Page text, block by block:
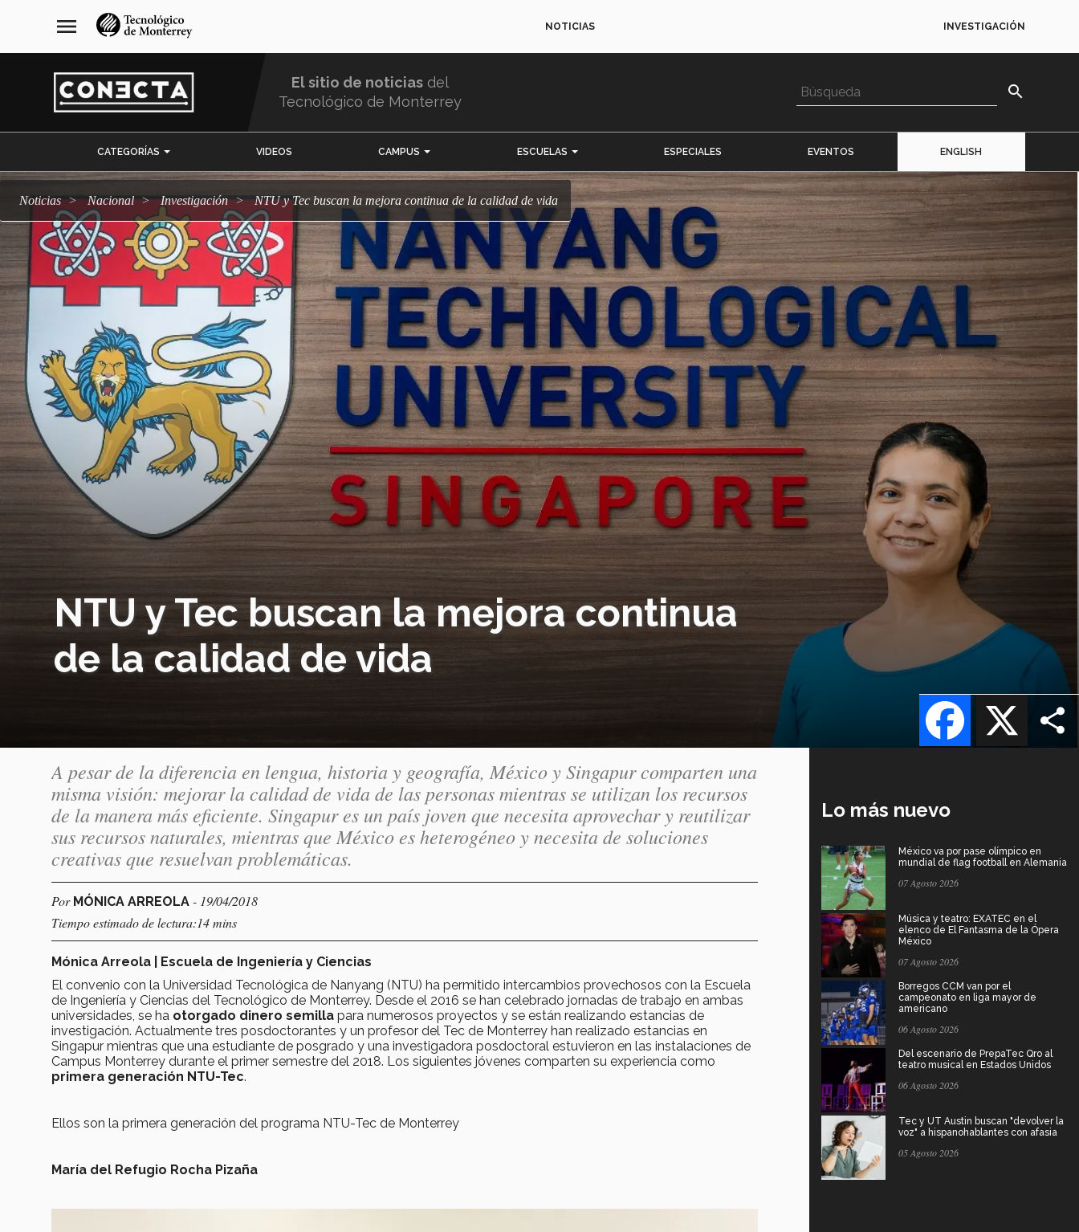
navegación
principal
menu NOTICIAS INVESTIGACIÓN
El sitio de noticias del
Tecnológico de Monterrey
search
CATEGORÍAS VIDEOS CAMPUS ESCUELAS ESPECIALES EVENTOS ENGLISH
Noticias Nacional Investigación NTU y Tec buscan la mejora continua de la calidad de vida
NTU y Tec buscan la mejora continua
de la calidad de vida
X
Facebook
A pesar de la diferencia en lengua, historia y geografía, México y Singapur comparten una
misma visión: mejorar la calidad de vida de las personas mientras se utilizan los recursos
de la manera más eficiente. Singapur es un país joven que necesita aprovechar y reutilizar
sus recursos naturales, mientras que México es heterogéneo y necesita de soluciones
creativas que resuelvan problemáticas.
Por MÓNICA ARREOLA - 19/04/2018
Tiempo estimado de lectura:14 mins
Mónica Arreola | Escuela de Ingeniería y Ciencias
El convenio con la Universidad Tecnológica de Nanyang (NTU) ha permitido intercambios provechosos con la Escuela
de Ingeniería y Ciencias del Tecnológico de Monterrey. Desde el 2016 se han celebrado jornadas de trabajo en ambas
universidades, se ha otorgado dinero semilla para numerosos proyectos y se están realizando estancias de
investigación. Actualmente tres posdoctorantes y un profesor del Tec de Monterrey han realizado estancias en
Singapur mientras que una estudiante de posgrado y una investigadora posdoctoral estuvieron en las instalaciones de
Campus Monterrey durante el primer semestre del 2018. Los siguientes jóvenes comparten su experiencia como
primera generación NTU-Tec.
Ellos son la primera generación del programa NTU-Tec de Monterrey
María del Refugio Rocha Pizaña
Lo más nuevo
México va por pase olímpico en
mundial de flag football en Alemania
07 Agosto 2026
Música y teatro: EXATEC en el
elenco de El Fantasma de la Ópera
México
07 Agosto 2026
Borregos CCM van por el
campeonato en liga mayor de
americano
06 Agosto 2026
Del escenario de PrepaTec Qro al
teatro musical en Estados Unidos
06 Agosto 2026
Tec y UT Austin buscan "devolver la
voz" a hispanohablantes con afasia
05 Agosto 2026